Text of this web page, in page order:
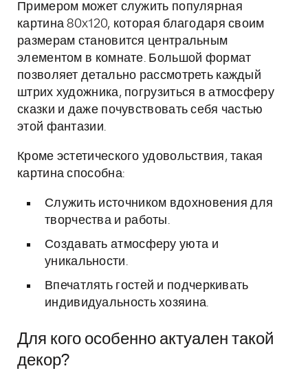
Примером может служить популярная
картина 80x120, которая благодаря своим
размерам становится центральным
элементом в комнате. Большой формат
позволяет детально рассмотреть каждый
штрих художника, погрузиться в атмосферу
сказки и даже почувствовать себя частью
этой фантазии.
Кроме эстетического удовольствия, такая
картина способна:
Служить источником вдохновения для
творчества и работы.
Создавать атмосферу уюта и
уникальности.
Впечатлять гостей и подчеркивать
индивидуальность хозяина.
Для кого особенно актуален такой
декор?